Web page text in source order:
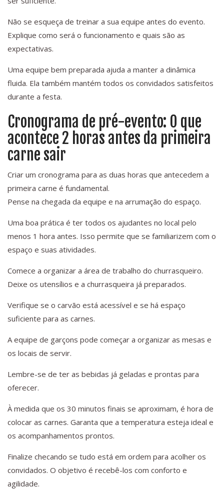
Não se esqueça de treinar a sua equipe antes do evento.
Explique como será o funcionamento e quais são as
expectativas.
Uma equipe bem preparada ajuda a manter a dinâmica
fluida. Ela também mantém todos os convidados satisfeitos
durante a festa.
Cronograma de pré-evento: O que
acontece 2 horas antes da primeira
carne sair
Criar um cronograma para as duas horas que antecedem a
primeira carne é fundamental.
Pense na chegada da equipe e na arrumação do espaço.
Uma boa prática é ter todos os ajudantes no local pelo
menos 1 hora antes. Isso permite que se familiarizem com o
espaço e suas atividades.
Comece a organizar a área de trabalho do churrasqueiro.
Deixe os utensílios e a churrasqueira já preparados.
Verifique se o carvão está acessível e se há espaço
suficiente para as carnes.
A equipe de garçons pode começar a organizar as mesas e
os locais de servir.
Lembre-se de ter as bebidas já geladas e prontas para
oferecer.
À medida que os 30 minutos finais se aproximam, é hora de
colocar as carnes. Garanta que a temperatura esteja ideal e
os acompanhamentos prontos.
Finalize checando se tudo está em ordem para acolher os
convidados. O objetivo é recebê-los com conforto e
agilidade.